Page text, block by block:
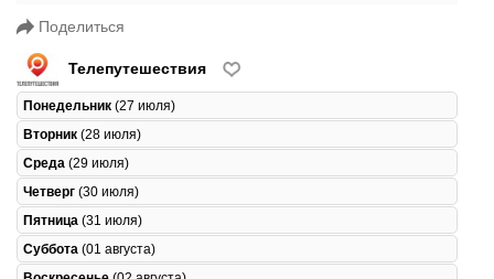
Поделиться
Телепутешествия
Понедельник (27 июля)
Вторник (28 июля)
Среда (29 июля)
Четверг (30 июля)
Пятница (31 июля)
Суббота (01 августа)